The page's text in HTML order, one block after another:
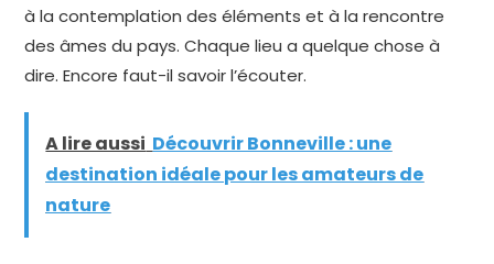
à la contemplation des éléments et à la rencontre
des âmes du pays. Chaque lieu a quelque chose à
dire. Encore faut-il savoir l’écouter.
A lire aussi Découvrir Bonneville : une
destination idéale pour les amateurs de
nature